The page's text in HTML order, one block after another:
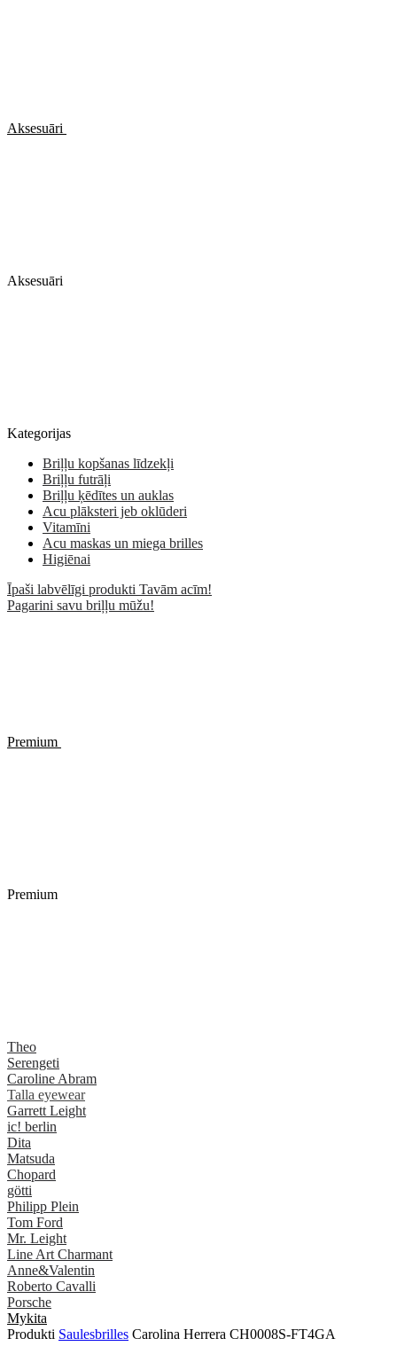
Aksesuāri
Aksesuāri
Kategorijas
Briļļu kopšanas līdzekļi
Briļļu futrāļi
Briļļu ķēdītes un auklas
Acu plāksteri jeb oklūderi
Vitamīni
Acu maskas un miega brilles
Higiēnai
Īpaši labvēlīgi produkti Tavām acīm!
Pagarini savu briļļu mūžu!
Premium
Premium
Theo
Serengeti
Caroline Abram
Talla eyewear
Garrett Leight
ic! berlin
Dita
Matsuda
Chopard
götti
Philipp Plein
Tom Ford
Mr. Leight
Line Art Charmant
Anne&Valentin
Roberto Cavalli
Porsche
Mykita
Produkti Saulesbrilles Carolina Herrera CH0008S-FT4GA